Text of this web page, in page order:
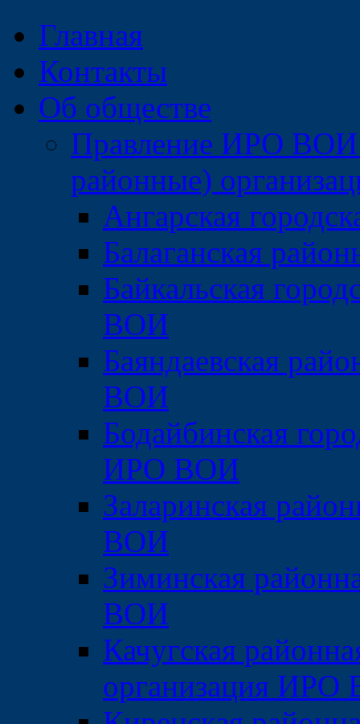
Главная
Контакты
Об обществе
Правление ИРО ВОИ
районные)
Ангарская
Балаганская
Байкальская
ВОИ
Баяндаевская
ВОИ
Бодайбинская
ИРО ВОИ
Заларинская
ВОИ
Зиминская
ВОИ
Качугская
организация